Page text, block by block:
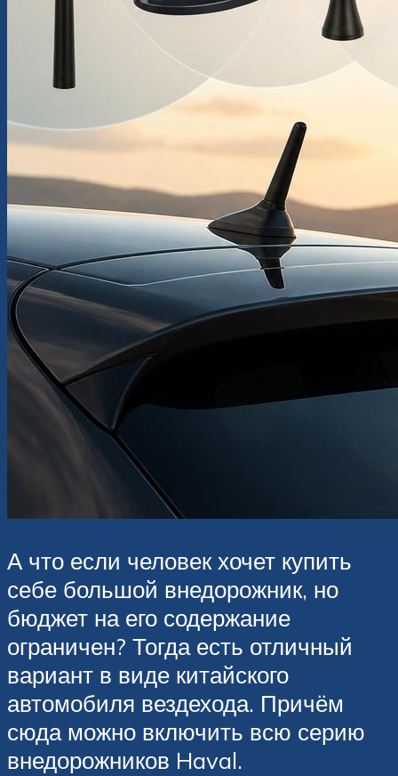
А что если человек хочет купить
себе большой внедорожник, но
бюджет на его содержание
ограничен? Тогда есть отличный
вариант в виде китайского
автомобиля вездехода. Причём
сюда можно включить всю серию
внедорожников Haval.